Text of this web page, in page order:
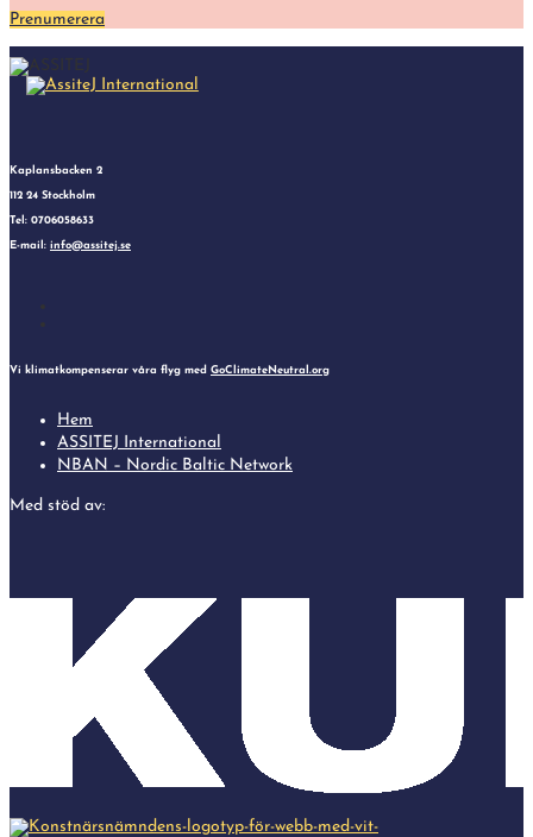
Prenumerera
Kaplansbacken 2
112 24 Stockholm
Tel: 0706058633
E-mail: info@assitej.se
Vi klimatkompenserar våra flyg med GoClimateNeutral.org
Hem
ASSITEJ International
NBAN – Nordic Baltic Network
Med stöd av: